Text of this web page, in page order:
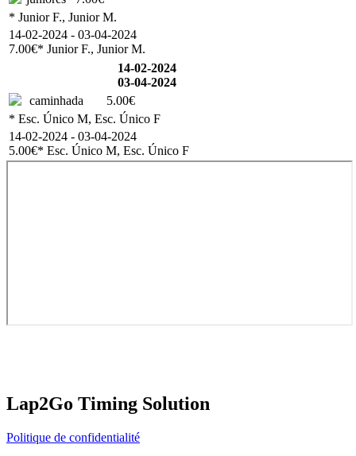
* Junior F., Junior M.
14-02-2024 - 03-04-2024
7.00€* Junior F., Junior M.
14-02-2024
03-04-2024
caminhada
5.00€
* Esc. Único M, Esc. Único F
14-02-2024 - 03-04-2024
5.00€* Esc. Único M, Esc. Único F
Lap2Go Timing Solution
Politique de confidentialité